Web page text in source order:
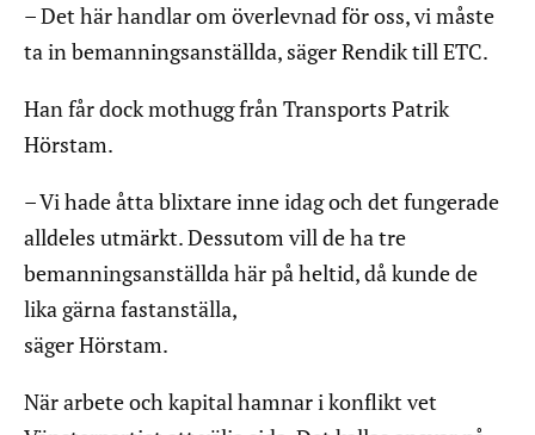
– Det här handlar om överlevnad för oss, vi måste
ta in bemanningsanställda, säger Rendik till ETC.
Han får dock mothugg från Transports Patrik
Hörstam.
– Vi hade åtta blixtare inne idag och det fungerade
alldeles utmärkt. Dessutom vill de ha tre
bemanningsanställda här på heltid, då kunde de
lika gärna fastanställa,
säger Hörstam.
När arbete och kapital hamnar i konflikt vet